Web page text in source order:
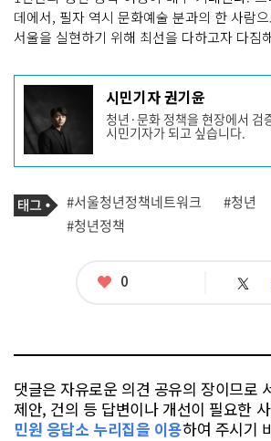
데에서, 필자 역시 문화예술 분과의 한 사람
서울을 실현하기 위해 최선을 다하고자 다짐
기
사
작
성
자
프
필
시민기자 권기윤
청년·문화 정책을 현장에서 검
시민기자가 되고 싶습니다.
기
사
관
련
태
그
#서울청년정책네트워크 #청년
#청년정책
좋
0 트
댓글은 자유로운 의견 공유의 장이므로
제안, 건의 등 답변이나 개선이 필요한
민원 응답소 누리집을 이용하여 주시기